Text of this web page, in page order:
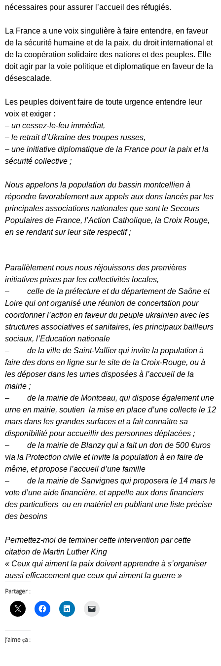
nécessaires pour assurer l’accueil des réfugiés.
La France a une voix singulière à faire entendre, en faveur
de la sécurité humaine et de la paix, du droit international et
de la coopération solidaire des nations et des peuples. Elle
doit agir par la voie politique et diplomatique en faveur de la
désescalade.
Les peuples doivent faire de toute urgence entendre leur
voix et exiger :
– un cessez-le-feu immédiat,
– le retrait d’Ukraine des troupes russes,
– une initiative diplomatique de la France pour la paix et la
sécurité collective ;
Nous appelons la population du bassin montcellien à
répondre favorablement aux appels aux dons lancés par les
principales associations nationales que sont le Secours
Populaires de France, l’Action Catholique, la Croix Rouge,
en se rendant sur leur site respectif ;
Parallèlement nous nous réjouissons des premières
initiatives prises par les collectivités locales,
–
celle de la préfecture et du département de Saône et
Loire qui ont organisé une réunion de concertation pour
coordonner l’action en faveur du peuple ukrainien avec les
structures associatives et sanitaires, les principaux bailleurs
sociaux, l’Education nationale
–
de la ville de Saint-Vallier qui invite la population à
faire des dons en ligne sur le site de la Croix-Rouge, ou à
les déposer dans les urnes disposées à l’accueil de la
mairie ;
–
de la mairie de Montceau, qui dispose également une
urne en mairie, soutien la mise en place d’une collecte le 12
mars dans les grandes surfaces et a fait connaître sa
disponibilité pour accueillir des personnes déplacées ;
–
de la mairie de Blanzy qui a fait un don de 500 €uros
via la Protection civile et invite la population à en faire de
même, et propose l’accueil d’une famille
–
de la mairie de Sanvignes qui proposera le 14 mars le
vote d’une aide financière, et appelle aux dons financiers
des particuliers ou en matériel en publiant une liste précise
des besoins
Permettez-moi de terminer cette intervention par cette
citation de Martin Luther King
« Ceux qui aiment la paix doivent apprendre à s’organiser
aussi efficacement que ceux qui aiment la guerre »
Partager :
J’aime ça :